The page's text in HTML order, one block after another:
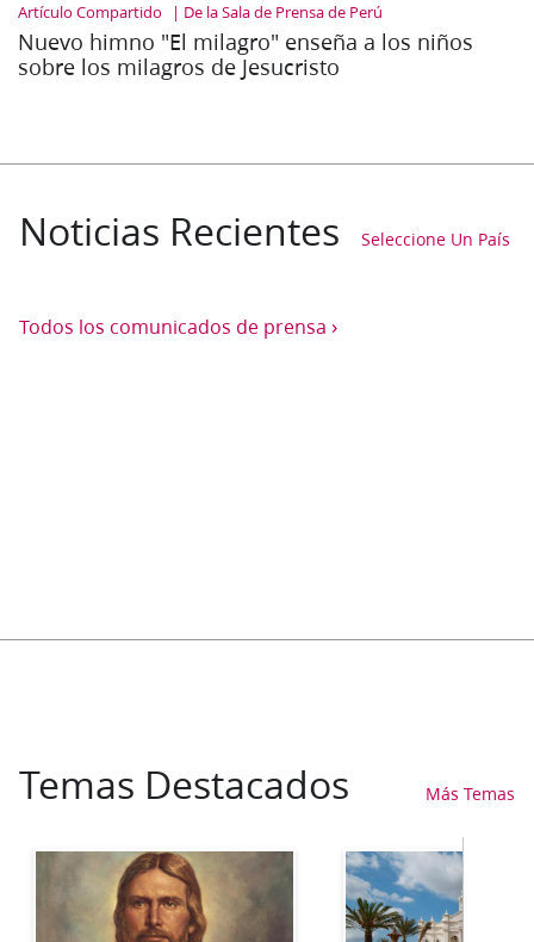
Artículo Compartido De la Sala de Prensa de Perú
Nuevo himno "El milagro" enseña a los niños
sobre los milagros de Jesucristo
Noticias Recientes Seleccione Un País
Todos los comunicados de prensa ›
Temas Destacados Más Temas